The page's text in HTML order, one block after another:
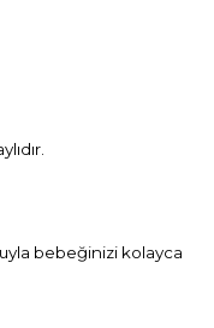
bebeğinizi kolayca